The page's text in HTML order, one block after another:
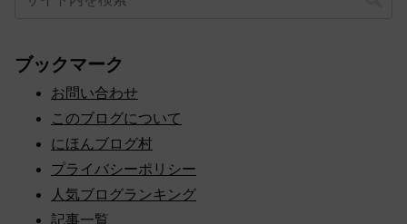
ブックマーク
お問い合わせ
このブログについて
にほんブログ村
プライバシーポリシー
人気ブログランキング
記事一覧